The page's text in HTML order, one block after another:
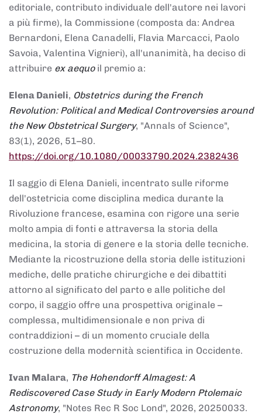
editoriale, contributo individuale dell'autore nei lavori
a più firme), la Commissione (composta da: Andrea
Bernardoni, Elena Canadelli, Flavia Marcacci, Paolo
Savoia, Valentina Vignieri), all'unanimità, ha deciso di
attribuire ex aequoil premio a:
Elena Danieli, Obstetrics during the French
Revolution: Political and Medical Controversies around
the New Obstetrical Surgery, "Annals of Science",
83(1), 2026, 51–80.
https://doi.org/10.1080/00033790.2024.2382436
Il saggio di Elena Danieli, incentrato sulle riforme
dell'ostetricia come disciplina medica durante la
Rivoluzione francese, esamina con rigore una serie
molto ampia di fonti e attraversa la storia della
medicina, la storia di genere e la storia delle tecniche.
Mediante la ricostruzione della storia delle istituzioni
mediche, delle pratiche chirurgiche e dei dibattiti
attorno al significato del parto e alle politiche del
corpo, il saggio offre una prospettiva originale –
complessa, multidimensionale e non priva di
contraddizioni – di un momento cruciale della
costruzione della modernità scientifica in Occidente.
Ivan Malara, The Hohendorff Almagest: A
Rediscovered Case Study in Early Modern Ptolemaic
Astronomy, "Notes Rec R Soc Lond", 2026, 20250033.